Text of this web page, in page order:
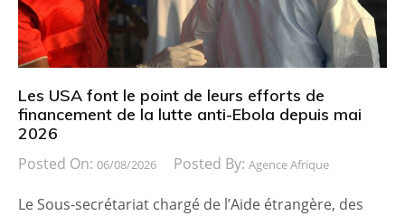
Les USA font le point de leurs efforts de
financement de la lutte anti-Ebola depuis mai
2026
Posted On: 06/08/2026 Posted By: Agence Afrique
Le Sous-secrétariat chargé de l’Aide étrangère, des